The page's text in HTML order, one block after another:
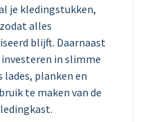
je kledingstukken,
alles
blijft. Daarnaast
in slimme
planken en
te maken van de